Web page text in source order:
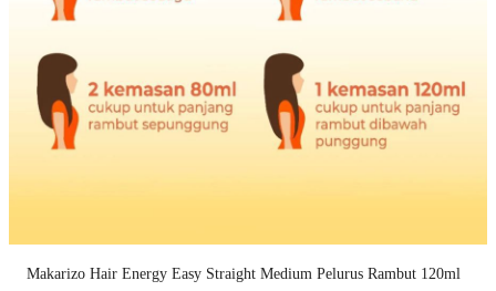
Makarizo Hair Energy Easy Straight Medium Pelurus Rambut 120ml